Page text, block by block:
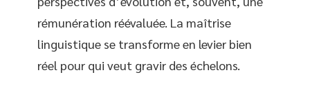
rémunération réévaluée. La maîtrise
linguistique se transforme en levier bien
réel pour qui veut gravir des échelons.